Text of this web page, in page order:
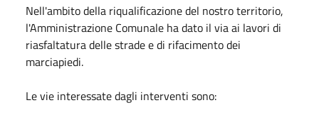
Nell'ambito della riqualificazione del nostro territorio,
l'Amministrazione Comunale ha dato il via ai lavori di
riasfaltatura delle strade e di rifacimento dei
marciapiedi.
Le vie interessate dagli interventi sono: